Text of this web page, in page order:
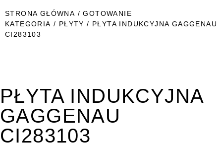
STRONA GŁÓWNA /GOTOWANIE
KATEGORIA / PŁYTY / PŁYTA INDUKCYJNA GAGGENAU
CI283103
PŁYTA INDUKCYJNA
GAGGENAU
CI283103